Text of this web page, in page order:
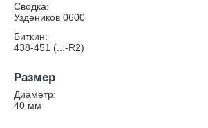
Сводка:
Уздеников 0600
Биткин:
438-451 (...-R2)
Размер
Диаметр:
40 мм